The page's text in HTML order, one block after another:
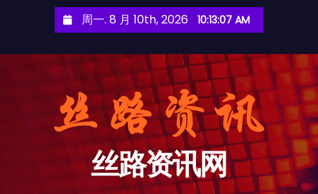
周一. 8 月 10th, 2026 10:13:08 AM
丝路资讯网